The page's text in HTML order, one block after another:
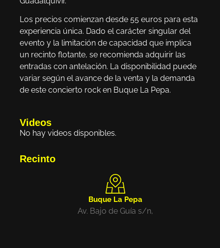
Los precios comienzan desde 55 euros para esta
experiencia única. Dado el carácter singular del
evento y la limitación de capacidad que implica
un recinto flotante, se recomienda adquirir las
entradas con antelación. La disponibilidad puede
variar según el avance de la venta y la demanda
de este concierto rock en Buque La Pepa.
Videos
No hay videos disponibles.
Recinto
Buque La Pepa
Av. Bajo de Guía s/n,